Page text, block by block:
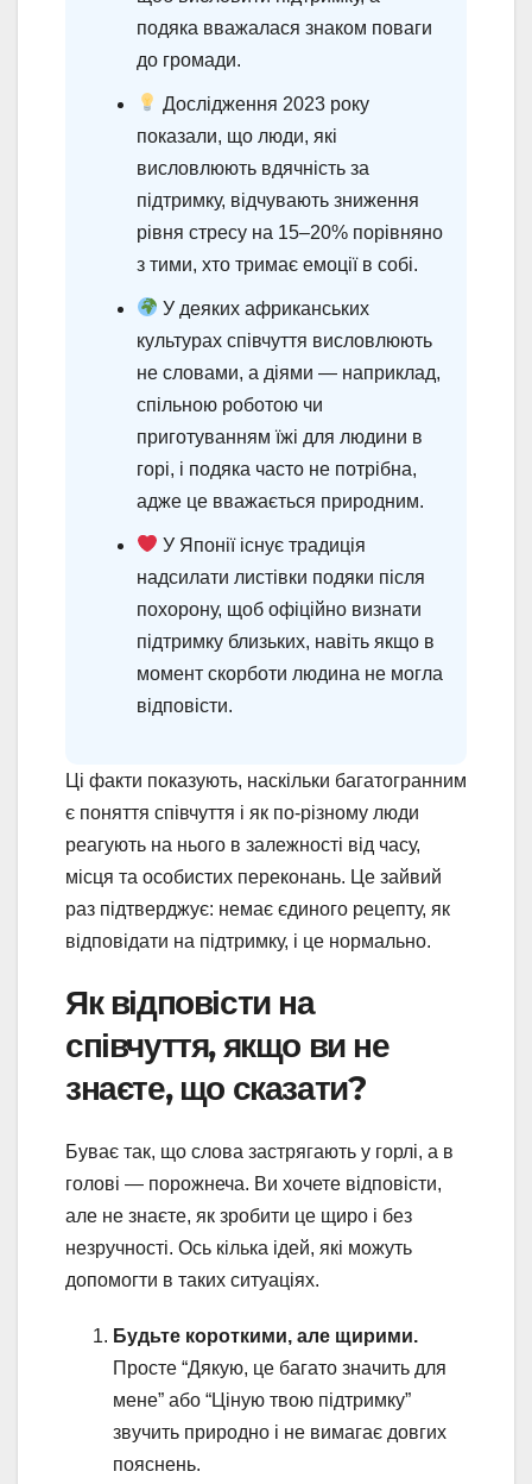
подяка вважалася знаком поваги
до громади.
Дослідження 2023 року
показали, що люди, які
висловлюють вдячність за
підтримку, відчувають зниження
рівня стресу на 15–20% порівняно
з тими, хто тримає емоції в собі.
У деяких африканських
культурах співчуття висловлюють
не словами, а діями — наприклад,
спільною роботою чи
приготуванням їжі для людини в
горі, і подяка часто не потрібна,
адже це вважається природним.
У Японії існує традиція
надсилати листівки подяки після
похорону, щоб офіційно визнати
підтримку близьких, навіть якщо в
момент скорботи людина не могла
відповісти.
Ці факти показують, наскільки багатогранним
є поняття співчуття і як по-різному люди
реагують на нього в залежності від часу,
місця та особистих переконань. Це зайвий
раз підтверджує: немає єдиного рецепту, як
відповідати на підтримку, і це нормально.
Як відповісти на
співчуття, якщо ви не
знаєте, що сказати?
Буває так, що слова застрягають у горлі, а в
голові — порожнеча. Ви хочете відповісти,
але не знаєте, як зробити це щиро і без
незручності. Ось кілька ідей, які можуть
допомогти в таких ситуаціях.
Будьте короткими, але щирими.
Просте “Дякую, це багато значить для
мене” або “Ціную твою підтримку”
звучить природно і не вимагає довгих
пояснень.